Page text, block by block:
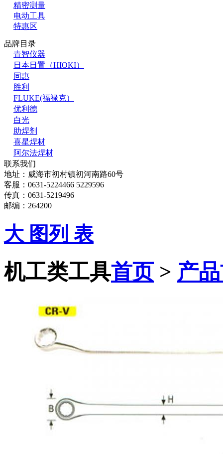
精密测量
电动工具
特惠区
品牌目录
青智仪器
日本日置（HIOKI）
同惠
胜利
FLUKE(福禄克）
优利德
白光
助焊剂
喜星焊材
阿尔法焊材
联系我们
地址：威海市初村镇初河南路60号
客服：0631-5224466 5229596
传真：0631-5219496
邮编：264200
大 图列 表
机工类工具首页> 产